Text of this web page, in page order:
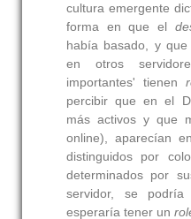
cultura emergente
forma en que el
había basado, y
en otros
importantes' tienen
percibir que en el
más activos y que
online), aparecían
distinguidos por
determinados por
servidor, se
esperaría tener un